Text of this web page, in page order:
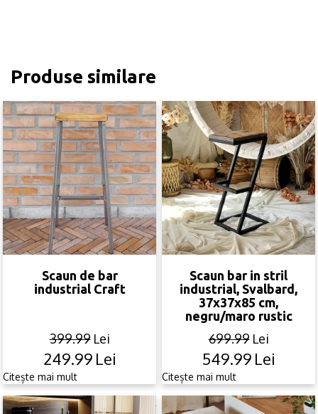
Produse similare
Scaun de bar
industrial Craft
399.99 Lei
Original
was:
399.99lei.
249.99 Lei
Current
is:
249.99lei.
Citește mai mult
Scaun bar in stril
industrial, Svalbard,
37x37x85 cm,
negru/maro rustic
699.99 Lei
Original
was:
699.99lei.
549.99 Lei
Current
is:
549.99lei.
Citește mai mult